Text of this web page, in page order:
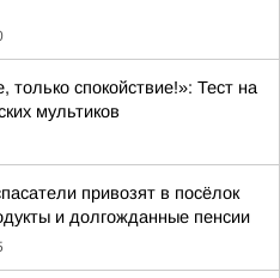
только спокойствие!»: Тест на
мультиков
привозят в посёлок
и долгожданные пенсии